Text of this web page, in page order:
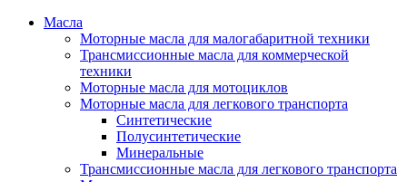
Масла
Моторные масла для малогабаритной техники
Трансмиссионные масла для коммерческой
техники
Моторные масла для мотоциклов
Моторные масла для легкового транспорта
Синтетические
Полусинтетические
Минеральные
Трансмиссионные масла для легкового транспорта